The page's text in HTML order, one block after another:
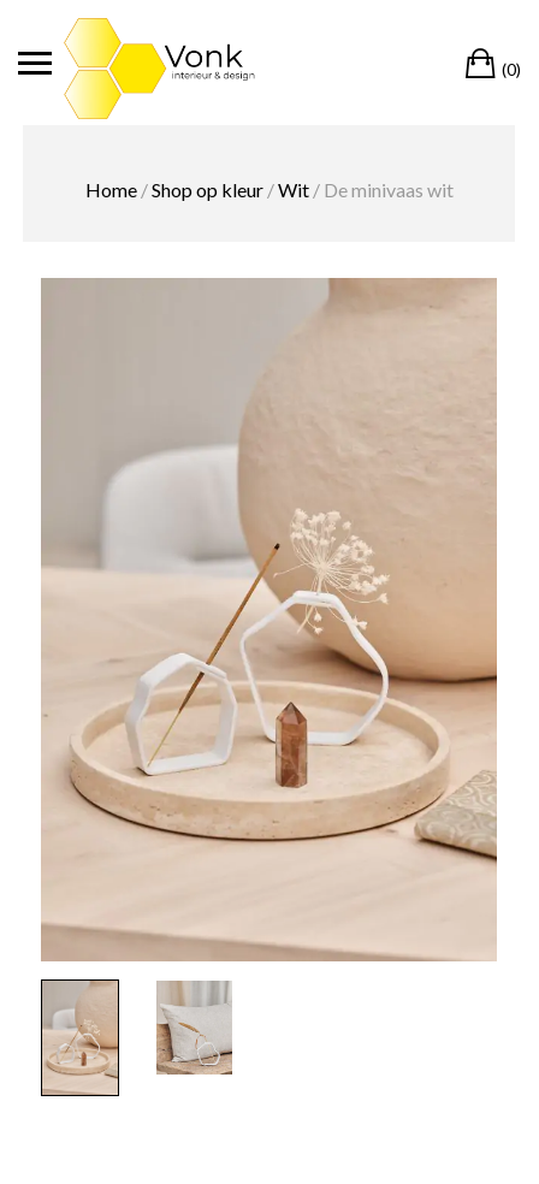
(0)
Home/Shop op kleur/Wit/ De minivaas wit